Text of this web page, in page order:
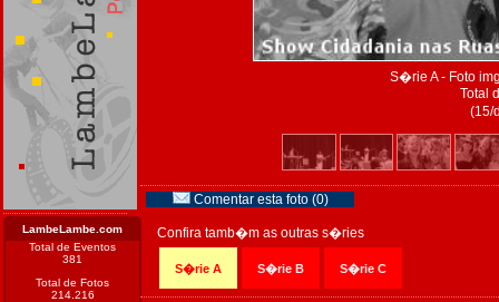
LambeLambe.com
Total de Eventos
381
Total de Fotos
214.216
S�rie A - Foto
Total
(15/
Comentar esta foto (0)
Confira tamb�m as outras s�ries
S�rie A S�rie B S�rie C